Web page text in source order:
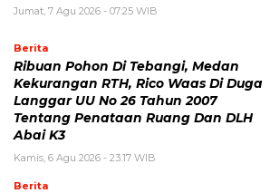
Jumat, 7 Agu 2026 - 07:25 WIB
Berita
Ribuan Pohon Di Tebangi, Medan
Kekurangan RTH, Rico Waas Di Duga
Langgar UU No 26 Tahun 2007
Tentang Penataan Ruang Dan DLH
Abai K3
Kamis, 6 Agu 2026 - 23:17 WIB
Berita